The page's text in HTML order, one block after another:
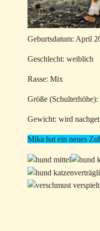
Geburtsdatum: April
Geschlecht: weiblich
Rasse: Mix
Größe
Gewicht: wird
Mika hat ein neues